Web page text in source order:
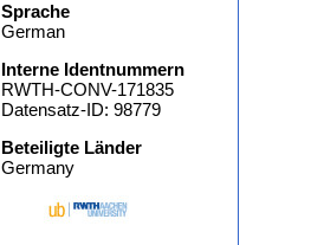
Sprache
German
Interne Identnummern
RWTH-CONV-171835
Datensatz-ID: 98779
Beteiligte Länder
Germany